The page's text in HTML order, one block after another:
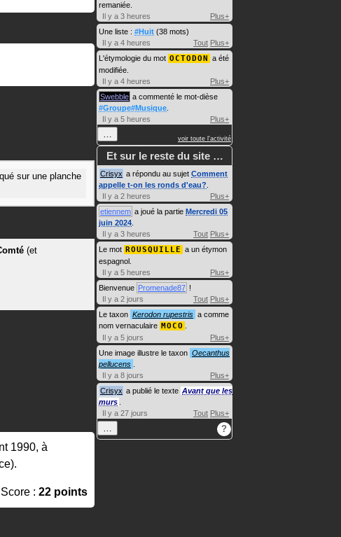
sur une planche
(et
1990, à
Score : 22 points
remaniée.
Il y a 3 heures
Plus+
Une liste : #Huit (38 mots)
Il y a 4 heures
Tout Plus+
L'étymologie du mot OCTODON a été
modifiée.
Il y a 4 heures
Plus+
Swebble a commenté le mot-dièse
#Groupe#Musique
Il y a 5 heures
Plus+
… voir toute l'activité
Et sur le reste du site …
Crisyx a répondu au sujet Comment
appelle t-on les ronds d'eau?
Il y a 2 heures
Plus+
etiennem a joué la partie Mercredi 05
juin 2024
Il y a 3 heures
Tout Plus+
Le mot ROUSQUILLE a un étymon
espagnol.
Il y a 5 heures
Plus+
Bienvenue Promenade87 !
Il y a 2 jours
Tout Plus+
Le taxon Kerodon rupestris a comme
nom vernaculaire MOCO
Il y a 5 jours
Plus+
Une image illustre le taxon Oecanthus
pellucens
Il y a 8 jours
Plus+
Crisyx a publié le texte Avant que les
murs
Il y a 27 jours
Tout Plus+
… ?